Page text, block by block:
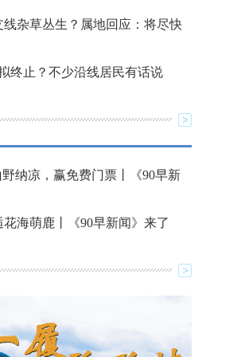
杂草丛生？属地回应：将尽快
终止？不少沿线居民有话说
纳凉，赢免费门票丨《90早新
海萌鹿丨《90早新闻》来了